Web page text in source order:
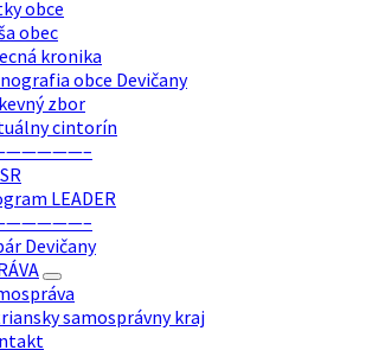
obce
obec
kronika
obce Devičany
zbor
cintorín
LEADER
Devičany
samosprávny kraj